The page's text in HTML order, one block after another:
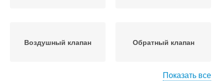
Воздушный клапан Обратный клапан
Показать все